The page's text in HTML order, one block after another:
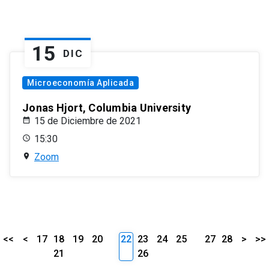
15 DIC
Microeconomía Aplicada
Jonas Hjort, Columbia University
15 de Diciembre de 2021
15:30
Zoom
<< < 17 18 19
20
21
22 23 24
25
26
27 28 > >>